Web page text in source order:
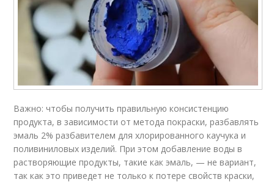
Важно: чтобы получить правильную консистенцию
продукта, в зависимости от метода покраски, разбавлять
эмаль 2% разбавителем для хлорированного каучука и
поливиниловых изделий. При этом добавление воды в
растворяющие продукты, такие как эмаль, — не вариант,
так как это приведет не только к потере свойств краски,